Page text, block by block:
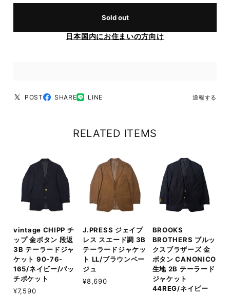
Sold out
日本国内にお住まいの方向け
POST SHARE LINE 通報する
RELATED ITEMS
vintage CHIPP チ
ップ 金ボタン 段返
3B テーラードジャ
ケット 90-76-
165/ネイビー/パッ
チポケット
¥7,590
J.PRESS ジェイプ
レス スエード調 3B
テーラードジャケッ
ト LL/ブラウンベー
ジュ
¥8,690
BROOKS
BROTHERS ブルッ
クスブラザーズ 金
ボタン CANONICO
生地 2B テーラード
ジャケット
44REG/ネイビー